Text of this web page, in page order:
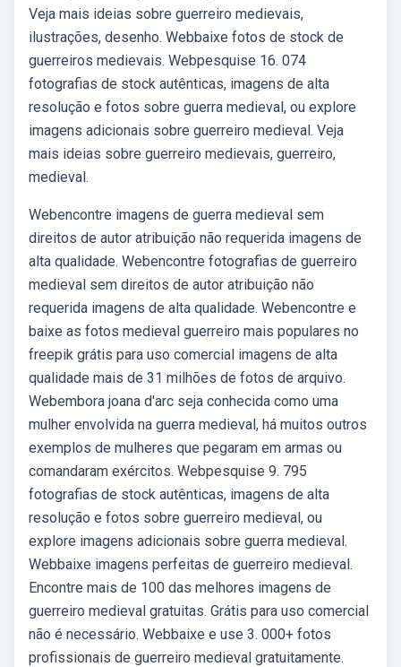
Veja mais ideias sobre guerreiro medievais,
ilustrações, desenho. Webbaixe fotos de stock de
guerreiros medievais. Webpesquise 16. 074
fotografias de stock autênticas, imagens de alta
resolução e fotos sobre guerra medieval, ou explore
imagens adicionais sobre guerreiro medieval. Veja
mais ideias sobre guerreiro medievais, guerreiro,
medieval.
Webencontre imagens de guerra medieval sem
direitos de autor atribuição não requerida imagens de
alta qualidade. Webencontre fotografias de guerreiro
medieval sem direitos de autor atribuição não
requerida imagens de alta qualidade. Webencontre e
baixe as fotos medieval guerreiro mais populares no
freepik grátis para uso comercial imagens de alta
qualidade mais de 31 milhões de fotos de arquivo.
Webembora joana d'arc seja conhecida como uma
mulher envolvida na guerra medieval, há muitos outros
exemplos de mulheres que pegaram em armas ou
comandaram exércitos. Webpesquise 9. 795
fotografias de stock autênticas, imagens de alta
resolução e fotos sobre guerreiro medieval, ou
explore imagens adicionais sobre guerra medieval.
Webbaixe imagens perfeitas de guerreiro medieval.
Encontre mais de 100 das melhores imagens de
guerreiro medieval gratuitas. Grátis para uso comercial
não é necessário. Webbaixe e use 3. 000+ fotos
profissionais de guerreiro medieval gratuitamente.